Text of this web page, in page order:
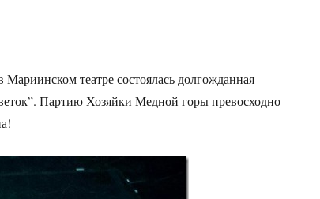
Мариинском театре состоялась долгожданная
Партию Хозяйки Медной горы превосходно